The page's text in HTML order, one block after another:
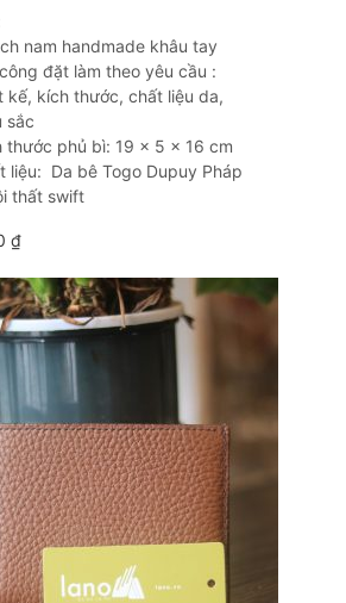
nam handmade khâu tay
đặt làm theo yêu cầu :
kế, kích thước, chất liệu da,
sắc
thước phủ bì: 19 x 5 x 16 cm
liệu: Da bê Togo Dupuy Pháp
thất swift
₫